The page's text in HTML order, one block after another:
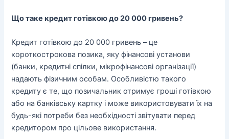
Що таке кредит готівкою до 20 000 гривень?
Кредит готівкою до 20 000 гривень – це
короткострокова позика, яку фінансові установи
(банки, кредитні спілки, мікрофінансові організації)
надають фізичним особам. Особливістю такого
кредиту є те, що позичальник отримує гроші готівкою
або на банківську картку і може використовувати їх на
будь-які потреби без необхідності звітувати перед
кредитором про цільове використання.